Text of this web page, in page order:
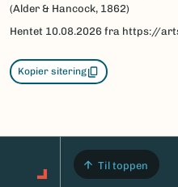
(Alder & Hancock, 1862)
Hentet 10.08.2026 fra https://
Kopier sitering
Til toppen